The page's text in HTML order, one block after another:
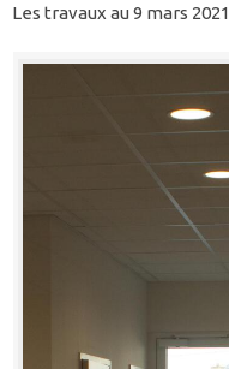
Les travaux au 9 mars 2021